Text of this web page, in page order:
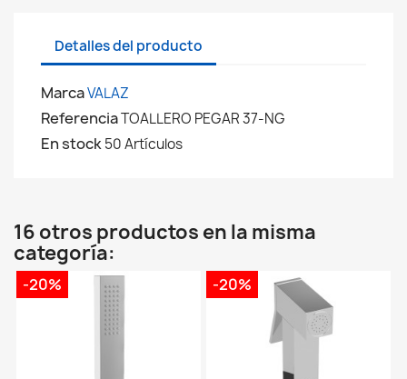
Detalles del producto
MarcaVALAZ
ReferenciaTOALLERO PEGAR 37-NG
En stock50 Artículos
16 otros productos en la misma
categoría:
-20% -20%